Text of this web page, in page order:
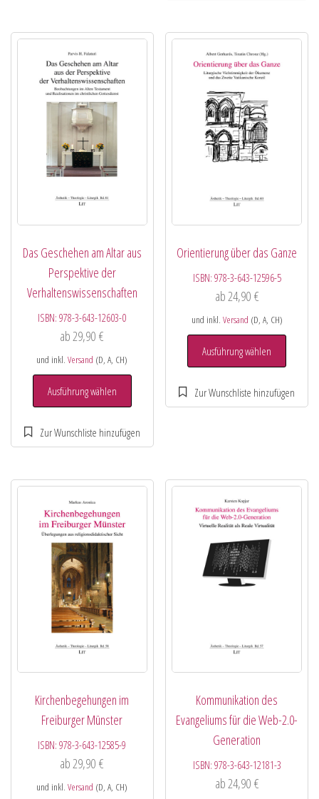
Das Geschehen am Altar aus
Perspektive der
Verhaltenswissenschaften
ISBN:978-3-643-12603-0
ab29,90€
und inkl.Versand (D, A, CH)
Ausführung wählen
Orientierung über das Ganze
ISBN: 978-3-643-12596-5
ab24,90 €
und inkl. Versand (D, A, CH)
Ausführung wählen
Kirchenbegehungen im
Freiburger Münster
ISBN:978-3-643-12585-9
ab29,90€
und inkl.Versand (D, A, CH)
Kommunikation des
Evangeliums für die Web-2.0-
Generation
ISBN: 978-3-643-12181-3
ab24,90 €